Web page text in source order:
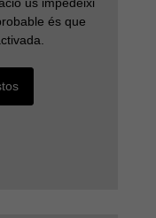
us impedeixi
és que